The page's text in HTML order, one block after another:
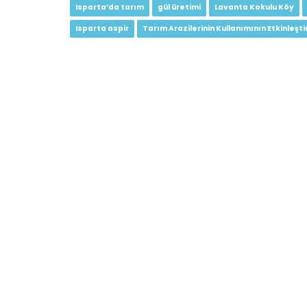
Isparta’da tarım gül üretimi Lavanta Kokulu Köy
Isparta aspir Tarım Arazilerinin Kullanımının